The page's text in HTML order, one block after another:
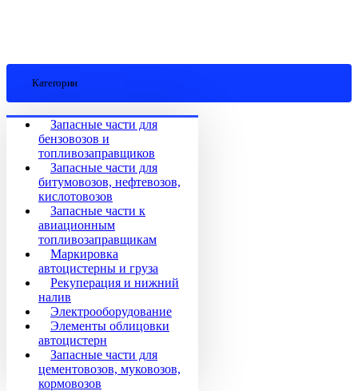
Категории
Запасные части для
бензовозов и
топливозаправщиков
Запасные части для
битумовозов, нефтевозов,
кислотовозов
Запасные части к
авиационным
топливозаправщикам
Маркировка
автоцистерны и груза
Рекуперация и нижний
налив
Электрооборудование
Элементы облицовки
автоцистерн
Запасные части для
цементовозов, муковозов,
кормовозов